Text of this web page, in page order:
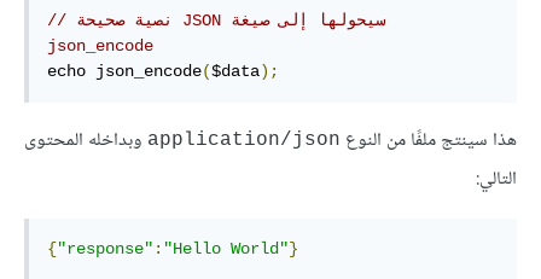
// نصية صحيحة JSON سيحولها إلى صيغة
json_encode
echo json_encode($data);
هذا سينتج ملفًا من النوع application/json وبداخله المحتوى
التالي:
{"response" : "Hello World"}